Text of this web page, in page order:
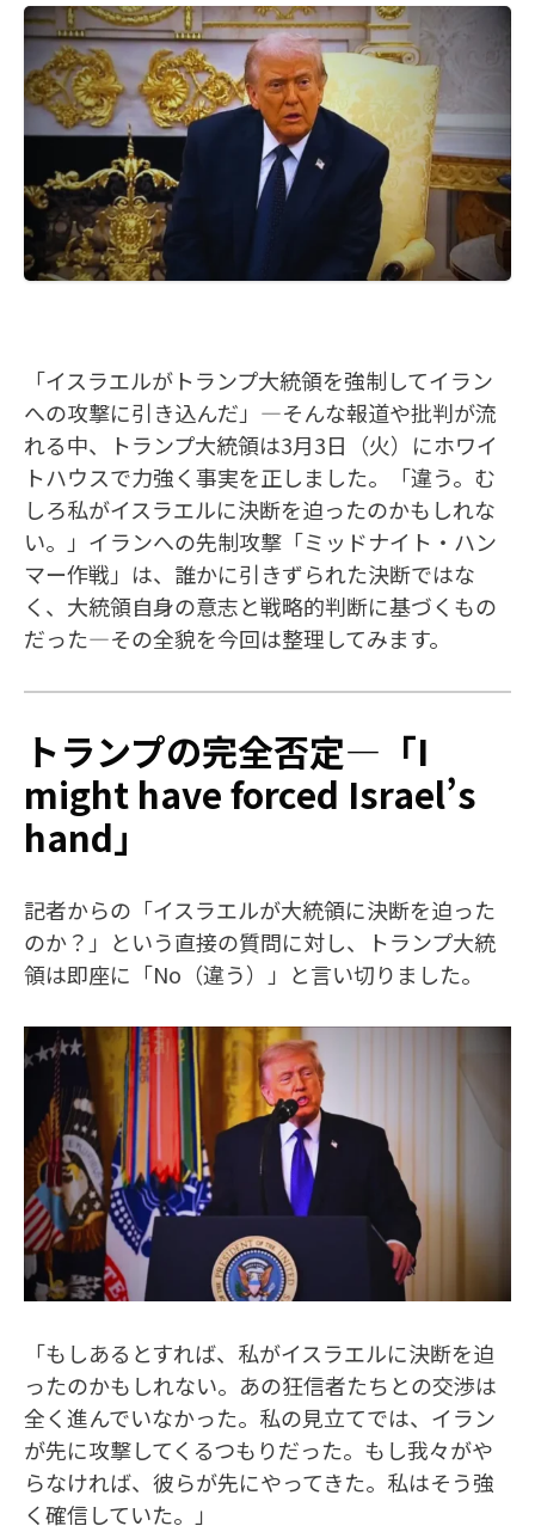
「イスラエルがトランプ大統領を強制してイラン
への攻撃に引き込んだ」—そんな報道や批判が流
れる中、トランプ大統領は3月3日（火）にホワイ
トハウスで力強く事実を正しました。「違う。む
しろ私がイスラエルに決断を迫ったのかもしれな
い。」イランへの先制攻撃「ミッドナイト・ハン
マー作戦」は、誰かに引きずられた決断ではな
く、大統領自身の意志と戦略的判断に基づくもの
だった—その全貌を今回は整理してみます。
トランプの完全否定—「I
might have forced Israel’s
hand」
記者からの「イスラエルが大統領に決断を迫った
のか？」という直接の質問に対し、トランプ大統
領は即座に「No（違う）」と言い切りました。
「もしあるとすれば、私がイスラエルに決断を迫
ったのかもしれない。あの狂信者たちとの交渉は
全く進んでいなかった。私の見立てでは、イラン
が先に攻撃してくるつもりだった。もし我々がや
らなければ、彼らが先にやってきた。私はそう強
く確信していた。」